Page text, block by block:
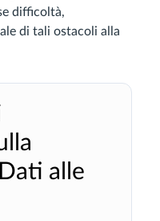
difficoltà,
di tali ostacoli alla
alle